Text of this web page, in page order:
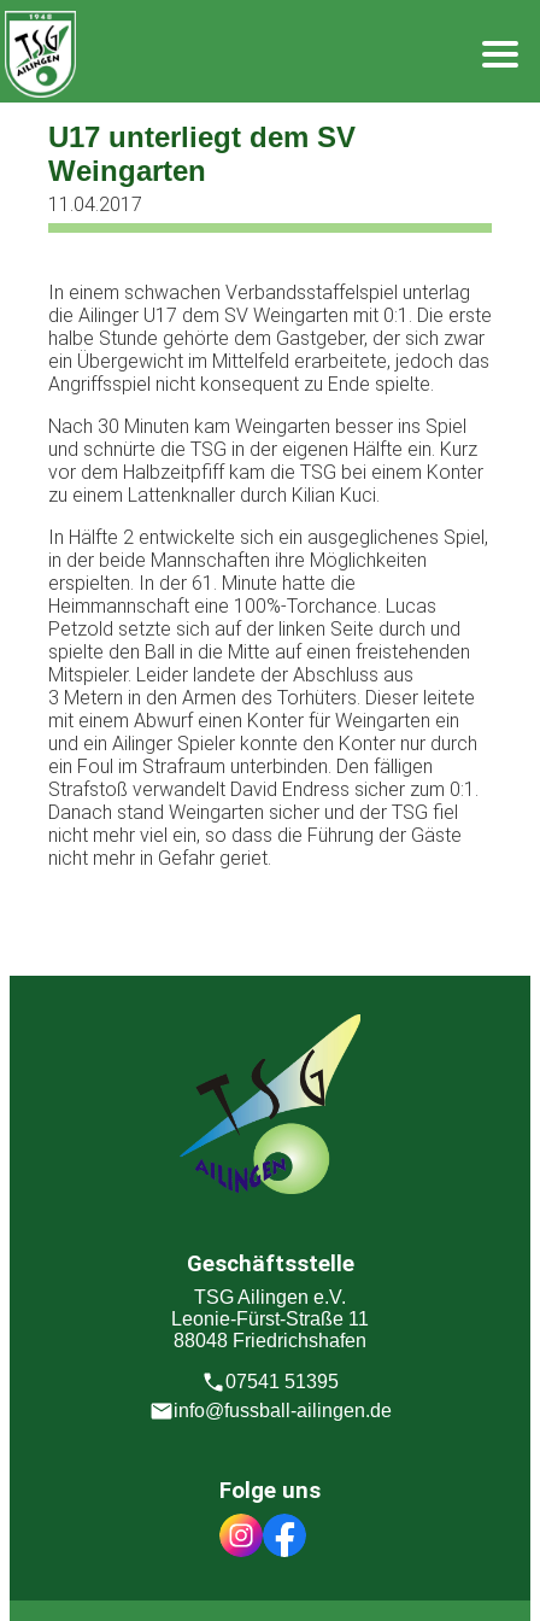
Zum
Inhalt
springen
U17 unterliegt dem SV
Weingarten
11.04.2017
In einem schwachen Verbandsstaffelspiel unterlag
die Ailinger U17 dem SV Weingarten mit 0:1. Die erste
halbe Stunde gehörte dem Gastgeber, der sich zwar
ein Übergewicht im Mittelfeld erarbeitete, jedoch das
Angriffsspiel nicht konsequent zu Ende spielte.
Nach 30 Minuten kam Weingarten besser ins Spiel
und schnürte die TSG in der eigenen Hälfte ein. Kurz
vor dem Halbzeitpfiff kam die TSG bei einem Konter
zu einem Lattenknaller durch Kilian Kuci.
In Hälfte 2 entwickelte sich ein ausgeglichenes Spiel,
in der beide Mannschaften ihre Möglichkeiten
erspielten. In der 61. Minute hatte die
Heimmannschaft eine 100%-Torchance. Lucas
Petzold setzte sich auf der linken Seite durch und
spielte den Ball in die Mitte auf einen freistehenden
Mitspieler. Leider landete der Abschluss aus
3 Metern in den Armen des Torhüters. Dieser leitete
mit einem Abwurf einen Konter für Weingarten ein
und ein Ailinger Spieler konnte den Konter nur durch
ein Foul im Strafraum unterbinden. Den fälligen
Strafstoß verwandelt David Endress sicher zum 0:1.
Danach stand Weingarten sicher und der TSG fiel
nicht mehr viel ein, so dass die Führung der Gäste
nicht mehr in Gefahr geriet.
Geschäftsstelle
TSG Ailingen e.V.
Leonie-Fürst-Straße 11
88048 Friedrichshafen
07541 51395
info@fussball-ailingen.de
Folge uns